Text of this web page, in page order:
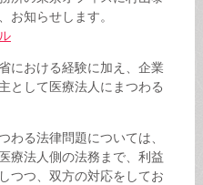
お知らせします。
における経験に加え、企業
として医療法人にまつわる
わる法律問題については、
療法人側の法務まで、利益
つつ、双方の対応をしてお